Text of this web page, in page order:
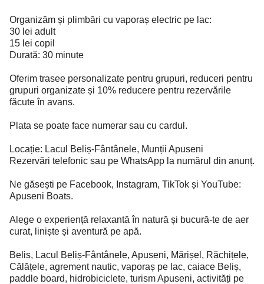
Organizăm și plimbări cu vaporaș electric pe lac:
30 lei adult
15 lei copil
Durată: 30 minute
Oferim trasee personalizate pentru grupuri, reduceri pentru
grupuri organizate și 10% reducere pentru rezervările
făcute în avans.
Plata se poate face numerar sau cu cardul.
Locație: Lacul Beliș-Fântânele, Munții Apuseni
Rezervări telefonic sau pe WhatsApp la numărul din anunț.
Ne găsești pe Facebook, Instagram, TikTok și YouTube:
Apuseni Boats.
Alege o experiență relaxantă în natură și bucură-te de aer
curat, liniște și aventură pe apă.
Belis, Lacul Beliș-Fântânele, Apuseni, Mărișel, Răchițele,
Călățele, agrement nautic, vaporaș pe lac, caiace Beliș,
paddle board, hidrobiciclete, turism Apuseni, activități pe